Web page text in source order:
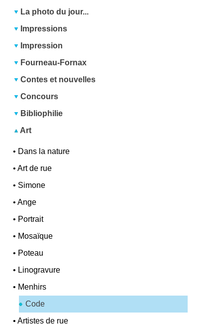
La photo du jour...
Impressions
Impression
Fourneau-Fornax
Contes et nouvelles
Concours
Bibliophilie
Art
• Dans la nature
•Art de rue
• Simone
•Ange
• Portrait
• Mosaïque
• Poteau
• Linogravure
• Menhirs
Code
•Artistes de rue